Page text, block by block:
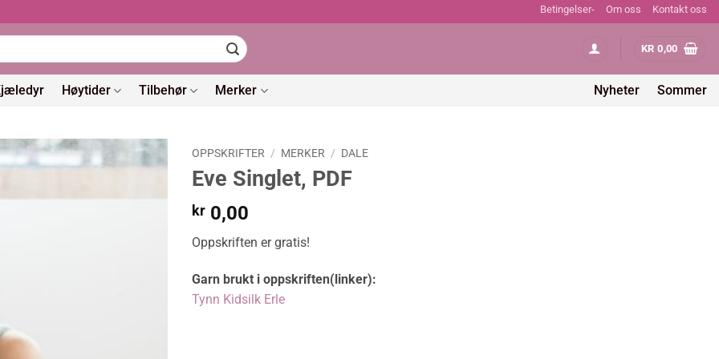
Betingelser- Om oss Kontakt oss
KR 0,00
Høytider Tilbehør Merker Nyheter Sommer
OPPSKRIFTER / MERKER / DALE
Eve Singlet, PDF
kr 0,00
Oppskriften er gratis!
Garn brukt i oppskriften(linker):
Tynn Kidsilk Erle